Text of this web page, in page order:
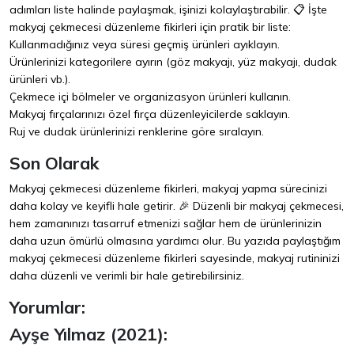
adımları liste halinde paylaşmak, işinizi kolaylaştırabilir. 📋 İşte
makyaj çekmecesi düzenleme fikirleri için pratik bir liste:
Kullanmadığınız veya süresi geçmiş ürünleri ayıklayın.
Ürünlerinizi kategorilere ayırın (göz makyajı, yüz makyajı, dudak
ürünleri vb.).
Çekmece içi bölmeler ve organizasyon ürünleri kullanın.
Makyaj fırçalarınızı özel fırça düzenleyicilerde saklayın.
Ruj ve dudak ürünlerinizi renklerine göre sıralayın.
Son Olarak
Makyaj çekmecesi düzenleme fikirleri, makyaj yapma sürecinizi
daha kolay ve keyifli hale getirir. 🎉 Düzenli bir makyaj çekmecesi,
hem zamanınızı tasarruf etmenizi sağlar hem de ürünlerinizin
daha uzun ömürlü olmasına yardımcı olur. Bu yazıda paylaştığım
makyaj çekmecesi düzenleme fikirleri sayesinde, makyaj rutininizi
daha düzenli ve verimli bir hale getirebilirsiniz.
Yorumlar:
Ayşe Yılmaz (2021):